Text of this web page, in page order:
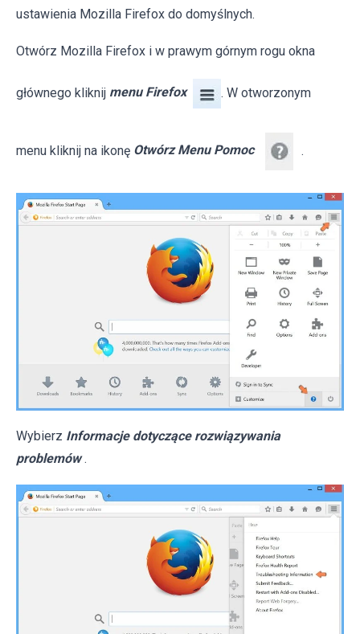
ustawienia Mozilla Firefox do domyślnych.
Otwórz Mozilla Firefox i w prawym górnym rogu okna
głównego kliknij menu Firefox . W otworzonym
menu kliknij na ikonę Otwórz Menu Pomoc .
Wybierz Informacje dotyczące rozwiązywania
problemów .